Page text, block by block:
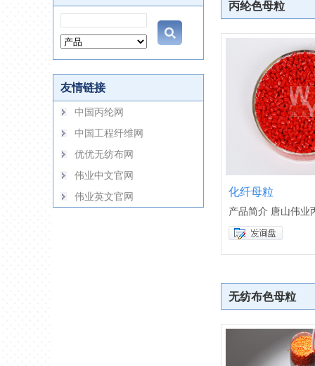
友情链接
中国丙纶网
中国工程纤维网
优优无纺布网
伟业中文官网
伟业英文官网
丙纶色母粒
化纤母粒
产品简介 唐山伟业
无纺布色母粒